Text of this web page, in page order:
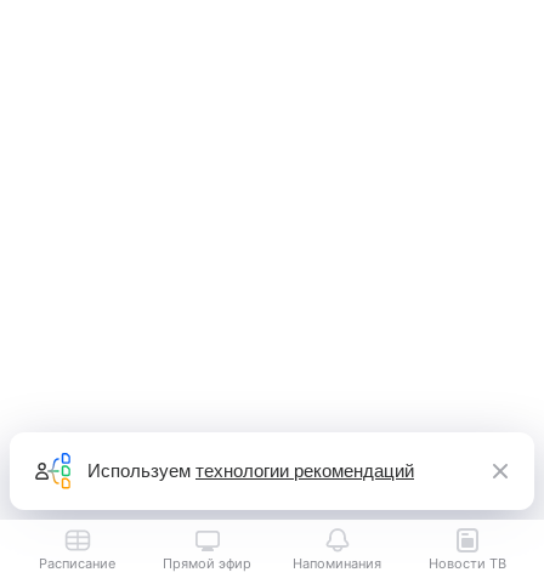
Расписание Прямой эфир Напоминания Новости ТВ
Используем технологии рекомендаций